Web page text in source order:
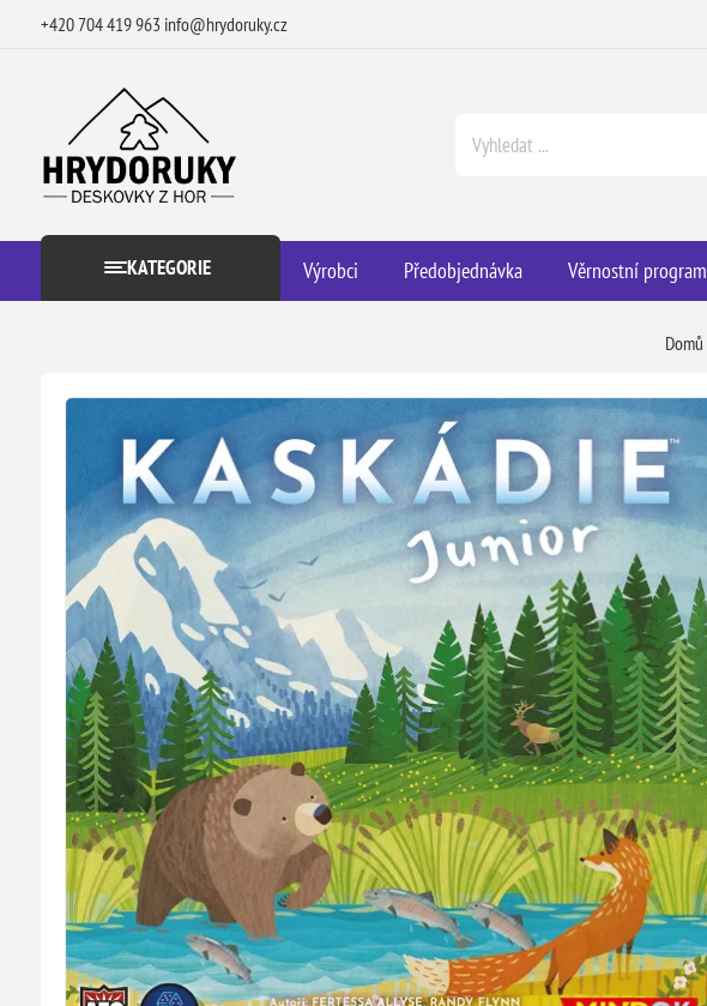
+420 704 419 963 info@hrydoruky.cz
KATEGORIE Výrobci Předobjednávka Věrnostní program
Domů